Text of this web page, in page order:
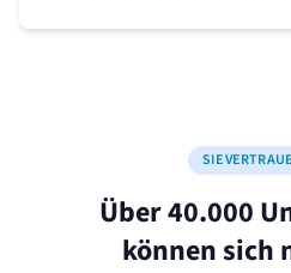
SIE
Über 40.000
können sich